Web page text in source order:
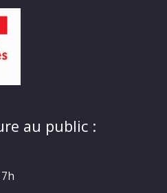
au public :